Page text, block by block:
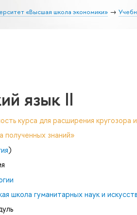
«Высшая школа экономики»
язык II
курса для расширения кругозора
знаний»
)
школа гуманитарных наук и искусств